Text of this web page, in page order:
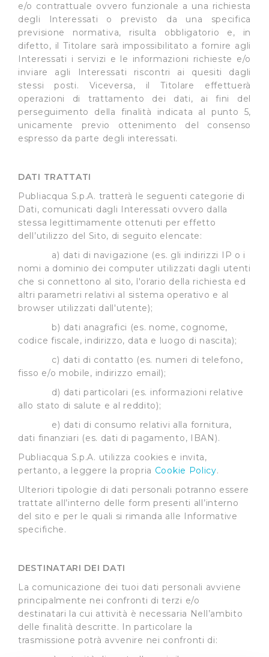
e/o contrattuale ovvero funzionale a una richiesta
degli Interessati o previsto da una specifica
previsione normativa, risulta obbligatorio e, in
difetto, il Titolare sarà impossibilitato a fornire agli
Interessati i servizi e le informazioni richieste e/o
inviare agli Interessati riscontri ai quesiti dagli
stessi posti. Viceversa, il Titolare effettuerà
operazioni di trattamento dei dati, ai fini del
perseguimento della finalità indicata al punto 5,
unicamente previo ottenimento del consenso
espresso da parte degli interessati.
DATI TRATTATI
Publiacqua S.p.A. tratterà le seguenti categorie di
Dati, comunicati dagli Interessati ovvero dalla
stessa legittimamente ottenuti per effetto
dell’utilizzo del Sito, di seguito elencate:
a) dati di navigazione (es. gli indirizzi IP o i
nomi a dominio dei computer utilizzati dagli utenti
che si connettono al sito, l'orario della richiesta ed
altri parametri relativi al sistema operativo e al
browser utilizzati dall'utente);
b) dati anagrafici (es. nome, cognome,
codice fiscale, indirizzo, data e luogo di nascita);
c) dati di contatto (es. numeri di telefono,
fisso e/o mobile, indirizzo email);
d) dati particolari (es. informazioni relative
allo stato di salute e al reddito);
e) dati di consumo relativi alla fornitura,
dati finanziari (es. dati di pagamento, IBAN).
Publiacqua S.p.A. utilizza cookies e invita,
pertanto, a leggere la propria Cookie Policy.
Ulteriori tipologie di dati personali potranno essere
trattate all’interno delle form presenti all’interno
del sito e per le quali si rimanda alle Informative
specifiche.
DESTINATARI DEI DATI
La comunicazione dei tuoi dati personali avviene
principalmente nei confronti di terzi e/o
destinatari la cui attività è necessaria Nell’ambito
delle finalità descritte. In particolare la
trasmissione potrà avvenire nei confronti di: